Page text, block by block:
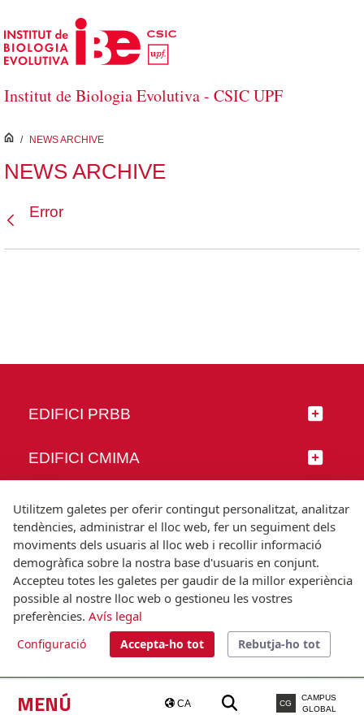
Salta al contingut principal
Institut de Biologia Evolutiva - CSIC UPF
MENÚ CA CG
CAMPUS
GLOBAL
inici
/ NEWS ARCHIVE
NEWS ARCHIVE
Error
EDIFICI PRBB
EDIFICI CMIMA
SEGUEIX-NOS
© Universitat Pompeu Fabra
Barcelona
T.(+34) 93 542 20 00
Utilitzem galetes per oferir contingut personalitzat, analitzar
tendències, administrar el lloc web, fer un seguiment dels
moviments dels usuaris al lloc web i recollir informació
demogràfica sobre la nostra base d'usuaris en conjunt.
Accepteu totes les galetes per gaudir de la millor experiència
possible al nostre lloc web o gestioneu les vostres
preferències. Avís legal
Configuració Accepta-ho tot Rebutja-ho tot